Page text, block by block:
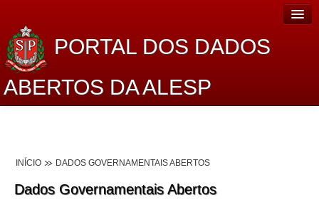
PORTAL DOS DADOS
ABERTOS DA ALESP
Lei de Acesso à Informação
INÍCIO DADOS GOVERNAMENTAIS ABERTOS
Dados Governamentais Abertos